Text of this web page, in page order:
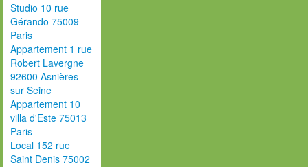
Studio 10 rue
Gérando 75009
Paris
Appartement 1 rue
Robert Lavergne
92600 Asnières
sur Seine
Appartement 10
villa d'Este 75013
Paris
Local 152 rue
Saint Denis 75002